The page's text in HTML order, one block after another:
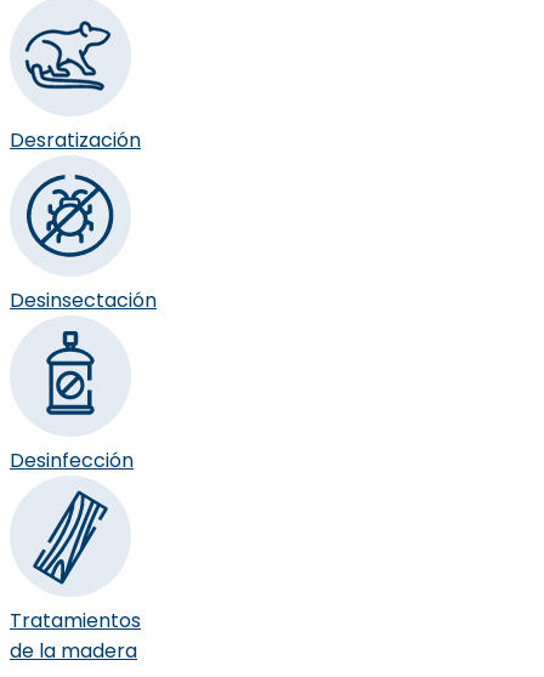
Desratización
Desinsectación
Desinfección
Tratamientos
de la madera